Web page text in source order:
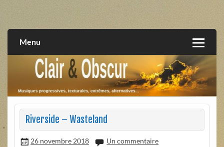
extrêmes, alternatives, texturales
Menu
Riverside – Wasteland
26 novembre 2018 Un commentaire